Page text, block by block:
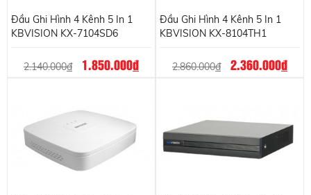
Đầu Ghi Hình 4 Kênh 5 In 1
KBVISION KX-7104SD6
2.140.000đ 1.850.000đ
Đầu Ghi Hình 4 Kênh 5 In 1
KBVISION KX-8104TH1
2.860.000đ 2.360.000đ